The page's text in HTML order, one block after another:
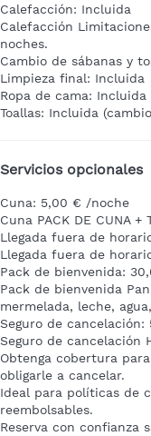
Calefacción: Incluida
Calefacción
noches.
Cambio de sábanas y
Limpieza final: Incluida
Ropa de cama:
Toallas: Incluida
Servicios opcionales
Cuna: 5,00 € /noche
Cuna PACK DE CUNA +
Llegada fuera de
Llegada fuera de
Pack de bienvenida:
Pack de bienvenida
mermelada, leche,
Seguro de cancelación:
Seguro de cancelación
Obtenga cobertura
obligarle a cancelar.
Ideal para políticas de
reembolsables.
Reserva con confianza